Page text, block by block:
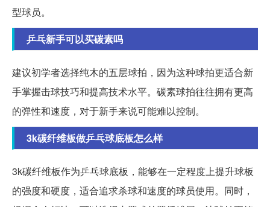
型球员。
乒乓新手可以买碳素吗
建议初学者选择纯木的五层球拍，因为这种球拍更适合新
手掌握击球技巧和提高技术水平。碳素球拍往往拥有更高
的弹性和速度，对于新手来说可能难以控制。
3k碳纤维板做乒乓球底板怎么样
3k碳纤维板作为乒乓球底板，能够在一定程度上提升球板
的强度和硬度，适合追求杀球和速度的球员使用。同时，